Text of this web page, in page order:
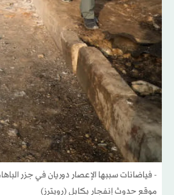
- فياضانات سببها الإعصار دوريان في جزر
موقع حدوث إنفجار بكابل (رويترز)